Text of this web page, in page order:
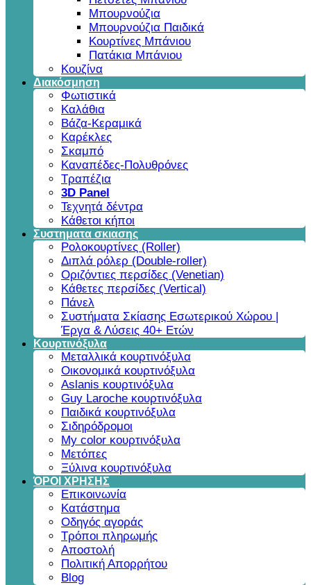
Μπουρνούζια
Μπουρνούζια Παιδικά
Κουρτίνες Μπάνιου
Πατάκια Μπάνιου
Κουζίνα
Διακόσμηση
Φωτιστικά
Καλάθια
Βάζα-Κεραμικά
Καρέκλες
Σκαμπό
Καναπέδες-Πολυθρόνες
Τραπέζια
3D Panel
Τεχνητά δέντρα
Κάθετοι κήποι
Συστηματα σκιασης
Ρολοκουρτίνες (Roller)
Διπλά ρόλερ (Double-roller)
Οριζόντιες περσίδες (Venetian)
Κάθετες περσίδες (Vertical)
Πάνελ
Συστήματα Σκίασης Εσωτερικού Χώρου |
Έργα & Λύσεις 40+ Ετών
Κουρτινόξυλα
Μεταλλικά κουρτινόξυλα
Οικονομικά κουρτινόξυλα
Aslanis κουρτινόξυλα
Guy Laroche κουρτινόξυλα
Παιδικά κουρτινόξυλα
Σιδηρόδρομοι
My color κουρτινόξυλα
Μετόπες
Ξύλινα κουρτινόξυλα
ΌΡΟΙ ΧΡΗΣΗΣ
Επικοινωνία
Κατάστημα
Οδηγός αγοράς
Τρόποι πληρωμής
Αποστολή
Πολιτική Απορρήτου
Blog